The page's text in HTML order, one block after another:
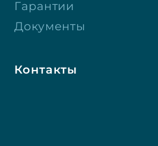
Гарантии
Документы
Контакты